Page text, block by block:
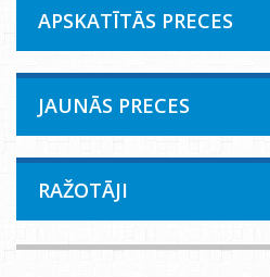
APSKATĪTĀS PRECES
JAUNĀS PRECES
RAŽOTĀJI